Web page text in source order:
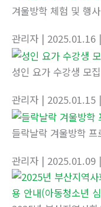
겨울방학 체험 및 행
관리자 | 2025.01.16
성인 요가 수강생 모집
관리자 | 2025.01.15
들락날락 겨울방학
관리자 | 2025.01.09